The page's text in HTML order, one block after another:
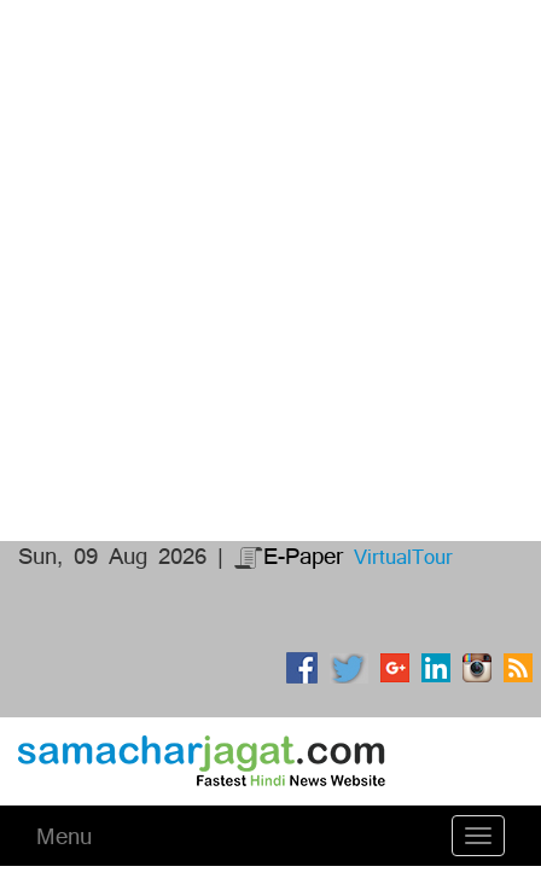
Sun, 09 Aug 2026 | E-Paper VirtualTour
Toggle
Menu